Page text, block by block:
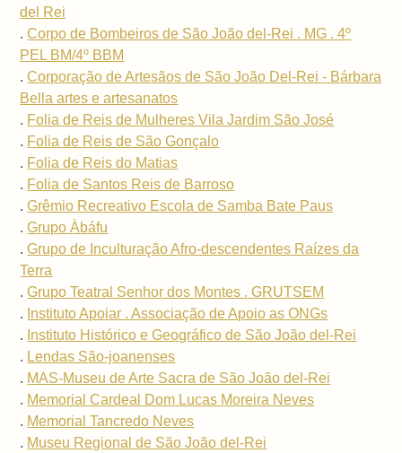
del Rei
.Corpo de Bombeiros de São João del-Rei . MG . 4º
PEL BM/4º BBM
.Corporação de Artesãos de São João Del-Rei - Bárbara
Bella artes e artesanatos
. Folia de Reis de Mulheres Vila Jardim São José
. Folia de Reis de São Gonçalo
. Folia de Reis do Matias
. Folia de Santos Reis de Barroso
.Grêmio Recreativo Escola de Samba Bate Paus
.Grupo Àbáfu
.Grupo de Inculturação Afro-descendentes Raízes da
Terra
.Grupo Teatral Senhor dos Montes . GRUTSEM
. Instituto Apoiar . Associação de Apoio as ONGs
. Instituto Histórico e Geográfico de São João del-Rei
. Lendas São-joanenses
. MAS-Museu de Arte Sacra de São João del-Rei
. Memorial Cardeal Dom Lucas Moreira Neves
. Memorial Tancredo Neves
. Museu Regional de São João del-Rei